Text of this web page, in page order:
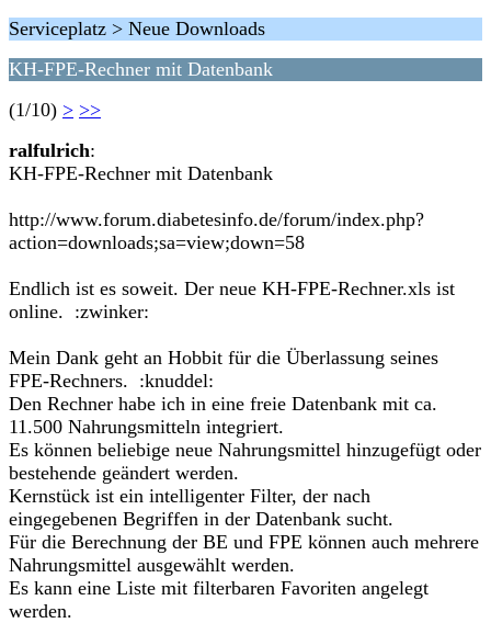
Serviceplatz > Neue Downloads
KH-FPE-Rechner mit Datenbank
(1/10) > >>
ralfulrich:
KH-FPE-Rechner mit Datenbank
http://www.forum.diabetesinfo.de/forum/index.php?
action=downloads;sa=view;down=58
Endlich ist es soweit. Der neue KH-FPE-Rechner.xls ist
online. :zwinker:
Mein Dank geht an Hobbit für die Überlassung seines
FPE-Rechners. :knuddel:
Den Rechner habe ich in eine freie Datenbank mit ca.
11.500 Nahrungsmitteln integriert.
Es können beliebige neue Nahrungsmittel hinzugefügt oder
bestehende geändert werden.
Kernstück ist ein intelligenter Filter, der nach
eingegebenen Begriffen in der Datenbank sucht.
Für die Berechnung der BE und FPE können auch mehrere
Nahrungsmittel ausgewählt werden.
Es kann eine Liste mit filterbaren Favoriten angelegt
werden.